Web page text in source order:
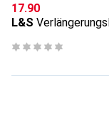
CHF
17.90
L&S